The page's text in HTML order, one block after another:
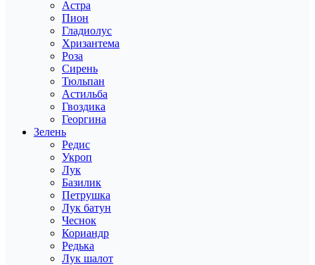
Астра
Пион
Гладиолус
Хризантема
Роза
Сирень
Тюльпан
Астильба
Гвоздика
Георгина
Зелень
Редис
Укроп
Лук
Базилик
Петрушка
Лук батун
Чеснок
Кориандр
Редька
Лук шалот